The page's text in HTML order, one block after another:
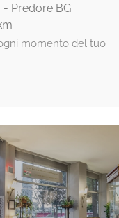
- Predore BG
momento del tuo